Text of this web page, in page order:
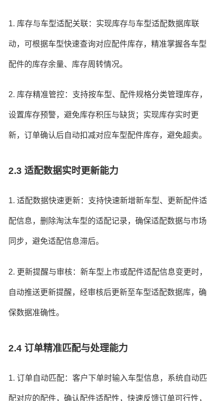
1. 库存与车型适配关联：实现库存与车型适配数据库联
动，可根据车型快速查询对应配件库存，精准掌握各车型
配件的库存余量、库存周转情况。
2. 库存精准管控：支持按车型、配件规格分类管理库存，
设置库存预警，避免库存积压与缺货；实现库存实时更
新，订单确认后自动扣减对应车型配件库存，避免超卖。
2.3 适配数据实时更新能力
1. 适配数据快速更新：支持快速新增新车型、更新配件适
配信息，删除淘汰车型的适配记录，确保适配数据与市场
同步，避免适配信息滞后。
2. 更新提醒与审核：新车型上市或配件适配信息变更时，
自动推送更新提醒，经审核后更新至车型适配数据库，确
保数据准确性。
2.4 订单精准匹配与处理能力
1. 订单自动匹配：客户下单时输入车型信息，系统自动匹
配对应的配件，确认配件适配性，快速反馈订单可行性，